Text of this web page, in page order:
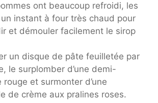
ont beaucoup refroidi, les
instant à four très chaud pour
et démouler facilement le sirop
un disque de pâte feuilletée par
le surplomber d’une demi-
rouge et surmonter d’une
de crème aux pralines roses.